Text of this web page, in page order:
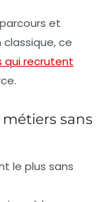
et
ce
qui recrutent
sans
le plus sans